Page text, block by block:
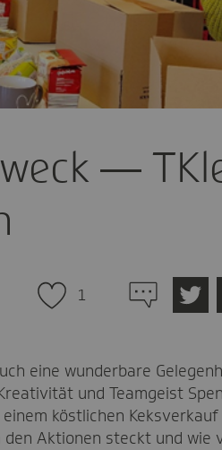
—
1
Zu
den
eine wunderbare
und Teamgeist
köstlichen
Aktionen steckt und wie